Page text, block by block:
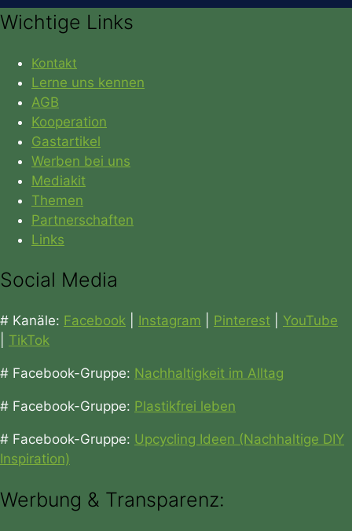
Wichtige Links
Kontakt
Lerne uns kennen
AGB
Kooperation
Gastartikel
Werben bei uns
Mediakit
Themen
Partnerschaften
Links
Social Media
# Kanäle: Facebook Instagram Pinterest
YouTube
TikTok
# Facebook-Gruppe: Nachhaltigkeit im Alltag
# Facebook-Gruppe: Plastikfrei leben
# Facebook-Gruppe: Upcycling Ideen (Nachhaltige DIY
Inspiration)
Werbung & Transparenz: